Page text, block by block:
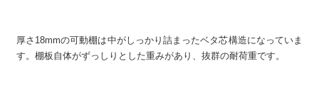
厚さ18mmの可動棚は中がしっかり詰まったベタ芯構造になっていま
す。棚板自体がずっしりとした重みがあり、抜群の耐荷重です。